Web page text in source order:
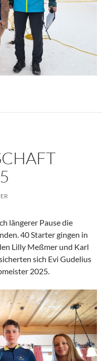
längerer Pause die
40 Starter gingen in
Lilly Meßmer und Karl
sich Evi Gudelius
2025.